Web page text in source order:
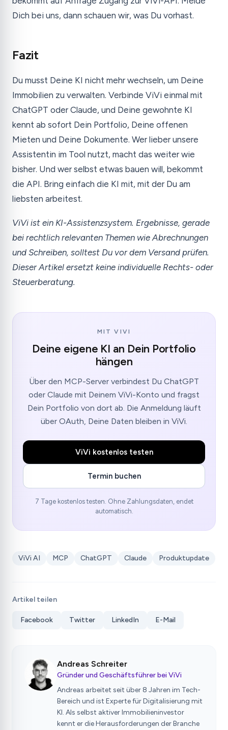
Dich bei uns, dann schauen wir, was Du vorhast.
Fazit
Du musst Deine KI nicht mehr wechseln, um Deine
Immobilien zu verwalten. Verbinde ViVi einmal mit
ChatGPT oder Claude, und Deine gewohnte KI
kennt ab sofort Dein Portfolio, Deine offenen
Mieten und Deine Dokumente. Wer lieber unsere
Assistentin im Tool nutzt, macht das weiter wie
bisher. Und wer selbst etwas bauen will, bekommt
die API. Bring einfach die KI mit, mit der Du am
liebsten arbeitest.
ViVi ist ein KI-Assistenzsystem. Ergebnisse, gerade
bei rechtlich relevanten Themen wie Abrechnungen
und Schreiben, solltest Du vor dem Versand prüfen.
Dieser Artikel ersetzt keine individuelle Rechts- oder
Steuerberatung.
MIT VIVI
Deine eigene KI an Dein Portfolio
hängen
Über den MCP-Server verbindest Du ChatGPT
oder Claude mit Deinem ViVi-Konto und fragst
Dein Portfolio von dort ab. Die Anmeldung läuft
über OAuth, Deine Daten bleiben in ViVi.
ViVi kostenlos testen
Termin buchen
7 Tage kostenlos testen. Ohne Zahlungsdaten, endet
automatisch.
ViVi AI MCP ChatGPT Claude Produktupdate
Artikel teilen
Facebook Twitter LinkedIn E-Mail
Andreas Schreiter
Gründer und Geschäftsführer bei ViVi
Andreas arbeitet seit über 8 Jahren im Tech-
Bereich und ist Experte für Digitalisierung mit
KI. Als selbst aktiver Immobilieninvestor
kennt er die Herausforderungen der Branche